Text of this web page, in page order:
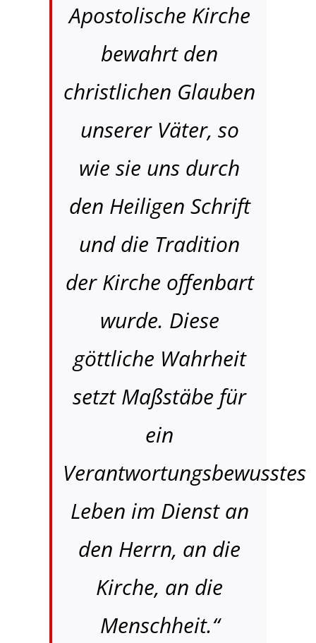
Apostolische Kirche
bewahrt den
christlichen Glauben
unserer Väter, so
wie sie uns durch
den Heiligen Schrift
und die Tradition
der Kirche offenbart
wurde. Diese
göttliche Wahrheit
setzt Maßstäbe für
ein
Verantwortungsbewusstes
Leben im Dienst an
den Herrn, an die
Kirche, an die
Menschheit.“